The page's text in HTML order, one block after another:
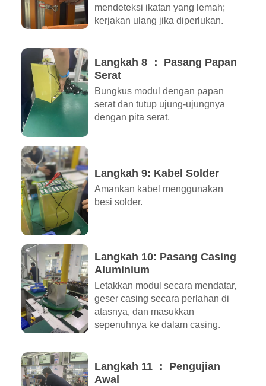
mendeteksi ikatan yang lemah;
kerjakan ulang jika diperlukan.
Langkah 8 ： Pasang Papan
Serat
Bungkus modul dengan papan
serat dan tutup ujung-ujungnya
dengan pita serat.
Langkah 9: Kabel Solder
Amankan kabel menggunakan
besi solder.
Langkah 10: Pasang Casing
Aluminium
Letakkan modul secara mendatar,
geser casing secara perlahan di
atasnya, dan masukkan
sepenuhnya ke dalam casing.
Langkah 11 ： Pengujian
Awal